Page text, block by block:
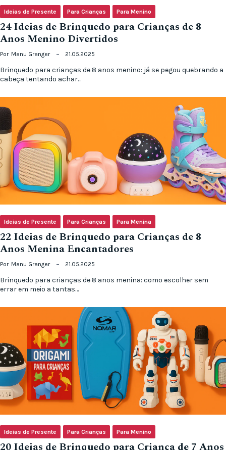
Ideias de Presente Para Crianças Para Menino
24 Ideias de Brinquedo para Crianças de 8
Anos Menino Divertidos
Por Manu Granger 21.05.2025
Brinquedo para crianças de 8 anos menino: já se pegou quebrando a
cabeça tentando achar…
Ideias de Presente Para Crianças Para Menina
22 Ideias de Brinquedo para Crianças de 8
Anos Menina Encantadores
Por Manu Granger 21.05.2025
Brinquedo para crianças de 8 anos menina: como escolher sem
errar em meio a tantas…
Ideias de Presente Para Crianças Para Menino